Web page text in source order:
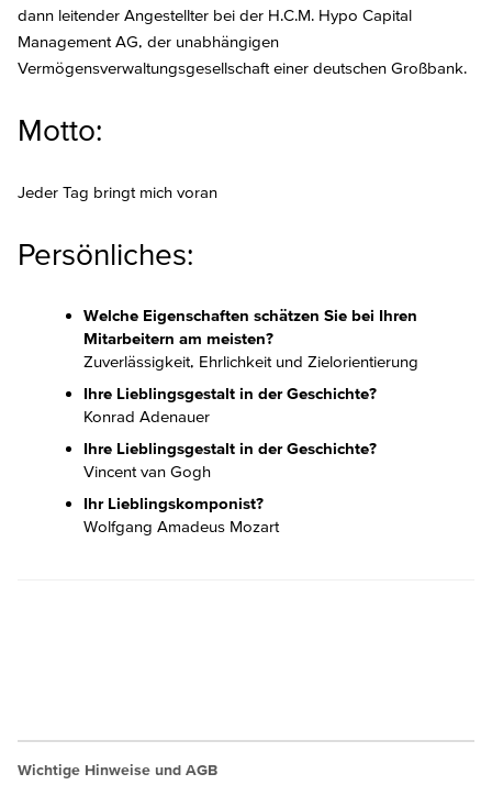
dann leitender Angestellter bei der H.C.M. Hypo Capital
Management AG, der unabhängigen
Vermögensverwaltungsgesellschaft einer deutschen Großbank.
Motto:
Jeder Tag bringt mich voran
Persönliches:
Welche Eigenschaften schätzen Sie bei Ihren
Mitarbeitern am meisten?
Zuverlässigkeit, Ehrlichkeit und Zielorientierung
Ihre Lieblingsgestalt in der Geschichte?
Konrad Adenauer
Ihre Lieblingsgestalt in der Geschichte?
Vincent van Gogh
Ihr Lieblingskomponist?
Wolfgang Amadeus Mozart
Wichtige Hinweise und AGB